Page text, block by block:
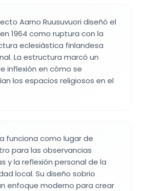
Aarno Ruusuvuori diseñó el
1964 como ruptura con la
eclesiástica finlandesa
La estructura marcó un
inflexión en cómo se
los espacios religiosos en el
funciona como lugar de
para las observancias
y la reflexión personal de la
local. Su diseño sobrio
enfoque moderno para crear